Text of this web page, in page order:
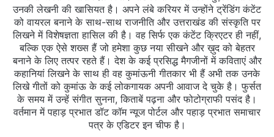
उनकी लेखनी की खासियत है। अपने लंबे करियर में उन्होंने ट्रेंडिंग कंटेंट
को वायरल बनाने के साथ-साथ राजनीति और उत्तराखंड की संस्कृति पर
लिखने में विशेषज्ञता हासिल की है। वह सिर्फ एक कंटेंट क्रिएटर ही नहीं,
बल्कि एक ऐसे शख्स हैं जो हमेशा कुछ नया सीखने और ख़ुद को बेहतर
बनाने के लिए तत्पर रहते हैं। देश के कई प्रसिद्ध मैगजीनों में कविताएं और
कहानियां लिखने के साथ ही वह कुमांऊनी गीतकार भी हैं अभी तक उनके
लिखे गीतों को कुमांऊ के कई लोकगायक अपनी आवाज दे चुके है। फुर्सत
के समय में उन्हें संगीत सुनना, किताबें पढ़ना और फोटोग्राफी पसंद है।
वर्तमान में पहाड़ प्रभात डॉट कॉम न्यूज पोर्टल और पहाड़ प्रभात समाचार
पत्र के एडिटर इन चीफ है।